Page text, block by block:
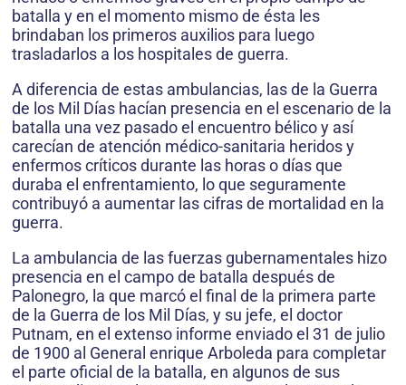
batalla y en el momento mismo de ésta les
brindaban los primeros auxilios para luego
trasladarlos a los hospitales de guerra.
A diferencia de estas ambulancias, las de la Guerra
de los Mil Días hacían presencia en el escenario de la
batalla una vez pasado el encuentro bélico y así
carecían de atención médico-sanitaria heridos y
enfermos críticos durante las horas o días que
duraba el enfrentamiento, lo que seguramente
contribuyó a aumentar las cifras de mortalidad en la
guerra.
La ambulancia de las fuerzas gubernamentales hizo
presencia en el campo de batalla después de
Palonegro, la que marcó el final de la primera parte
de la Guerra de los Mil Días, y su jefe, el doctor
Putnam, en el extenso informe enviado el 31 de julio
de 1900 al General enrique Arboleda para completar
el parte oficial de la batalla, en algunos de sus